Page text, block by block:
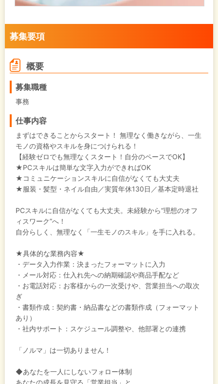
募集要項
概要
募集職種
事務
仕事内容
まずはできることからスタート！ 無理なく働きながら、一生
モノの資格やスキルを身につけられる！
【経験ゼロでも無理なくスタート！自分のペースでOK】
★PCスキルは簡単な文字入力ができればOK
★コミュニケーションスキルに自信がなくても大丈夫
★服装・髪型・ネイル自由／実質年休130日／基本定時退社
PCスキルに自信がなくても大丈夫。未経験から“理想のオフ
ィスワーク”へ！
自分らしく、無理なく「一生モノのスキル」を手に入れる。
★具体的な業務内容★
・データ入力作業：決まったフォーマットに入力
・メール対応：仕入れ先への納期確認や商品手配など
・お電話対応：お客様からの一次受けや、営業担当への取次
ぎ
・書類作成：契約書・納品書などの書類作成（フォーマット
あり）
・社内サポート：スケジュール調整や、他部署との連携
「ノルマ」は一切ありません！
◆あなたを一人にしないフォロー体制